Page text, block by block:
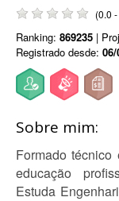
(0.0
Ranking: 869235 |
Registrado desde: 06/
Sobre mim:
Formado
educação
Estuda